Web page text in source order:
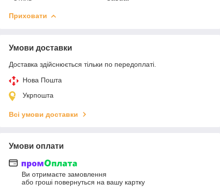
Приховати
Умови доставки
Доставка здійснюється тільки по передоплаті.
Нова Пошта
Укрпошта
Всі умови доставки
Умови оплати
Ви отримаєте замовлення
або гроші повернуться на вашу картку